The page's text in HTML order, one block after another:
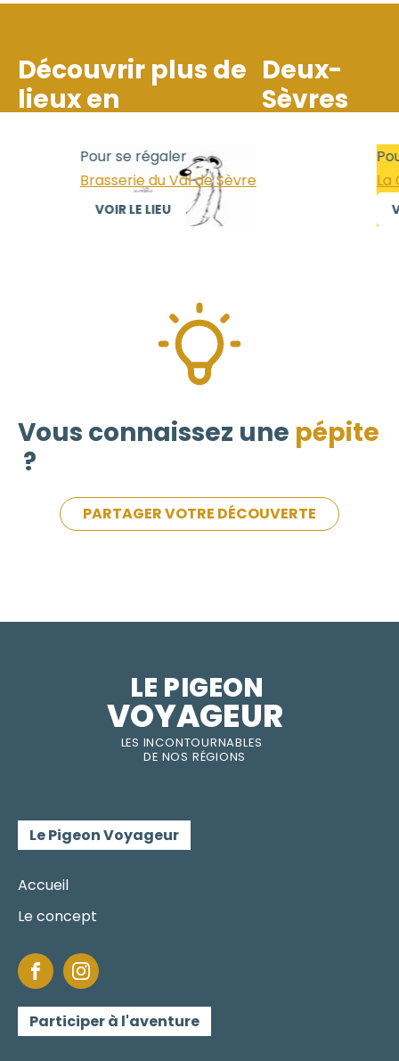
Découvrir plus de
lieux en
Deux-
Sèvres
Pour se régaler
Brasserie du Val de Sèvre
VOIR LE LIEU
La
Vous connaissez une pépite
?
PARTAGER VOTRE DÉCOUVERTE
LES INCONTOURNABLES
DE NOS RÉGIONS
LE PIGEON
VOYAGEUR
Le Pigeon Voyageur
Accueil
Le concept
Participer à l'aventure